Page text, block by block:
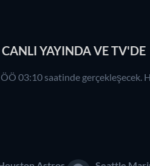
YAYINDA VE TV'DE
03:10 saatinde